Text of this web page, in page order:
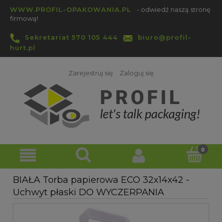
WWW.PROFIL-OPAKOWANIA.PL
- odwiedź naszą stronę
firmową!
Sekretariat 570 105 444
biuro@profil-
hurt.pl
Zarejestruj się Zaloguj się
BIAŁA Torba papierowa ECO 32x14x42 -
Uchwyt płaski DO WYCZERPANIA